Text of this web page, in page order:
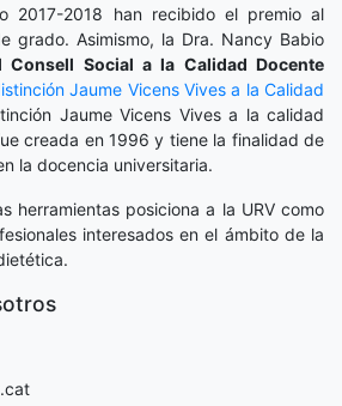
2017-2018 han recibido el premio al
grado. Asimismo, la Dra. Nancy Babio
Consell Social a la Calidad Docente
Jaume Vicens Vives a la Calidad
Jaume Vicens Vives a la calidad
creada en 1996 y tiene la finalidad de
la docencia universitaria.
herramientas posiciona a la URV como
interesados en el ámbito de la